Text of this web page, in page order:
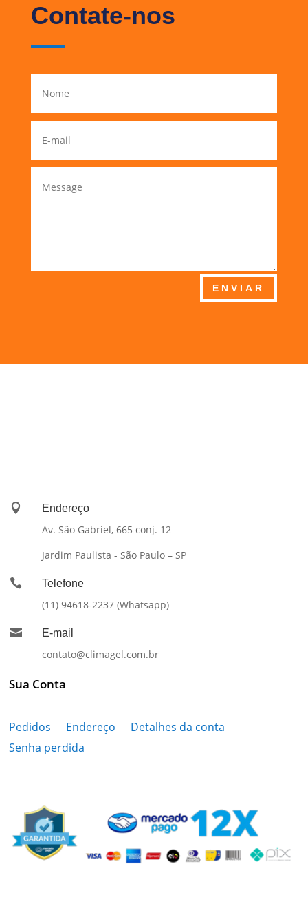
Contate-nos
ENVIAR
 Endereço
Av. São Gabriel, 665 conj. 12
Jardim Paulista - São Paulo – SP
 Telefone
(11) 94618-2237 (Whatsapp)
 E-mail
contato@climagel.com.br
Sua Conta
Pedidos Endereço
Detalhes da conta
Senha perdida